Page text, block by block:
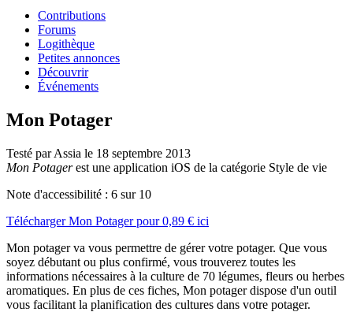
Contributions
Forums
Logithèque
Petites annonces
Découvrir
Événements
Mon Potager
Testé par Assia le 18 septembre 2013
Mon Potagerest une application iOS de la catégorie Style de vie
Note d'accessibilité : 6 sur 10
TéléchargerMon Potagerpour0,89 € ici
Mon potager va vous permettre de gérer votre potager. Que vous
soyez débutant ou plus confirmé, vous trouverez toutes les
informations nécessaires à la culture de 70 légumes, fleurs ou herbes
aromatiques. En plus de ces fiches, Mon potager dispose d'un outil
vous facilitant la planification des cultures dans votre potager.